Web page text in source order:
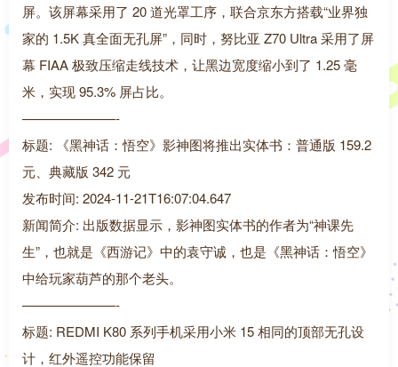
屏。该屏幕采用了 20 道光罩工序，联合京东方搭载“业界独
家的 1.5K 真全面无孔屏”，同时，努比亚 Z70 Ultra 采用了屏
幕 FIAA 极致压缩走线技术，让黑边宽度缩小到了 1.25 毫
米，实现 95.3% 屏占比。
———————-
标题: 《黑神话：悟空》影神图将推出实体书：普通版 159.2
元、典藏版 342 元
发布时间: 2024-11-21T16:07:04.647
新闻简介: 出版数据显示，影神图实体书的作者为“神课先
生”，也就是《西游记》中的袁守诚，也是《黑神话：悟空》
中给玩家葫芦的那个老头。
———————-
标题: REDMI K80 系列手机采用小米 15 相同的顶部无孔设
计，红外遥控功能保留